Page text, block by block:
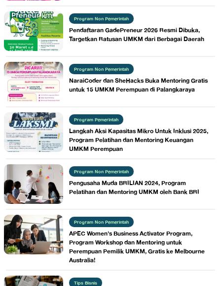
Program Non Pemerintah
Pendaftaran GadePreneur 2026 Resmi Dibuka,
Targetkan Ratusan UMKM dari Berbagai Daerah
Program Non Pemerintah
NaraiCoder dan SheHacks Buka Mentoring Gratis
untuk 15 UMKM Perempuan di Palangkaraya
Program Pemerintah
Langkah Aksi Kapasitas Mikro Untuk Inklusi 2025,
Program Pelatihan dan Mentoring Keuangan
UMKM Perempuan
Program Non Pemerintah
Pengusaha Muda BRILIAN 2024, Program
Pelatihan dan Mentoring UMKM oleh Bank BRI
Program Non Pemerintah
APEC Women's Business Activator Program,
Program Workshop dan Mentoring untuk
Perempuan Pemilik UMKM, Gratis ke Melbourne
Australia!
Tips Bisnis